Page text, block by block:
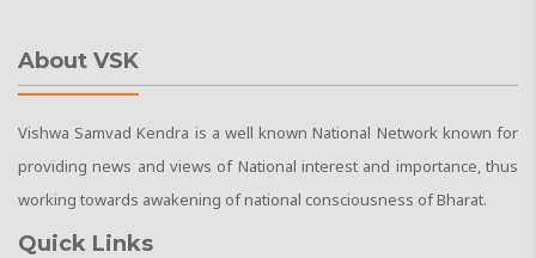
About VSK
Vishwa Samvad Kendra is a well known National Network known for
providing news and views of National interest and importance, thus
working towards awakening of national consciousness of Bharat.
Quick Links